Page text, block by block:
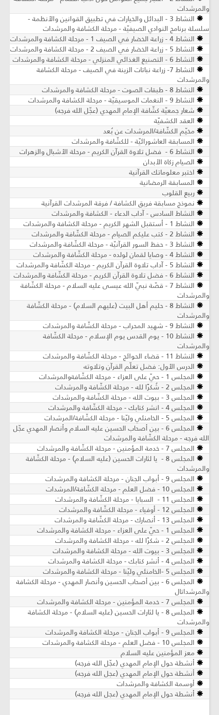
والمرشدات
النشاط 3 - البدائل والخيارات في تطبيق القوانين والأنظمة -
سلسلة برنامج النوادي الصيفيّة - مرحلة الكشافة والمرشدات
النشاط 4 - زراعة الخضار في الصيف 1 - مرحلة الكشافة والمرشدات
النشاط 5 - زراعة الخضار في الصيف 2 - مرحلة الكشافة والمرشدات
النشاط 6 - التصنيع الغذائي المنزلي - مرحلة الكشافة والمرشدات
النشاط 7- زراعة نباتات الزينة في الصيف ​- مرحلة الكشافة
والمرشدات
النشاط 8 - طبقات الصوت - مرحلة الكشافة والمرشدات
النشاط 9 - النغمات الموسيقيّة - مرحلة الكشافة والمرشدات
شعار جمعيّة كشّافة الإمام المهدي (عجّل الله فرجه)
العقد الكشفيّة
مخيّم الكشّافة/المرشدات عن بُعد
المسابقة العاشورائيّة - للكشّافة والمرشدات
النشاط 6 - فضل تلاوة القرآن الكريم - مرحلة الأشبال والزهرات
الصيام زكاة الأبدان
اختبر معلوماتك القرآنية
المسابقة الرمضانية
ربيع القلوب
نموذج مسابقة فريق الكشافة / فرقة المرشدات القرآنية
النشاط السادس - آداب الدعاء - الكشافة والمرشدات
النشاط 1 - أستقبل الشهر الكريم - مرحلة الكشافة والمرشدات
النشاط 2 - كتب عليكم الصيام - مرحلة الكشّافة والمرشدات
النشاط 3 - حفظ السور القرآنيّة - مرحلة الكشّافة والمرشدات
النشاط 4 - وصايا لقمان لولده - مرحلة الكشّافة والمرشدات
النشاط 5 - آداب تلاوة القرآن الكريم - مرحلة الكشّافة والمرشدات
النشاط 6 - فضل تلاوة القرآن الكريم - مرحلة الكشّافة والمرشدات
النشاط 7 - قصّة نبيّ الله عيسى عليه السلام - مرحلة الكشّافة
والمرشدات
النشاط 8 - حليم أهل البيت (عليهم السلام) - مرحلة الكشّافة
والمرشدات
النشاط 9 - شهيد المحراب - مرحلة الكشّافة والمرشدات
النشاط 10 - يوم القدس يوم الإسلام - مرحلة الكشّافة
والمرشدات
النشاط 11 - قضاء الحوائج - مرحلة الكشّافة والمرشدات
الدرس الأول: فضل تعلّم القرآن وتلاوته
المجلس 1 - حيّ على العزاء - مرحلة الكشّافةوالمرشدات
المجلس 2 - شُكرًا لله - مرحلة الكشّافة والمرشدات
المجلس 3 - بيوت الله - مرحلة الكشّافة والمرشدات
المجلس 4 - انشر كتابك - مرحلة الكشّافة والمرشدات
المجلس 5 - الخامنئي وليّنا - مرحلة الكشّافة/المرشدات
المجلس 6 - بين أصحاب الحسين عليه السلام وأنصار المهدي عجّل
الله فرجه - مرحلة الكشّافة والمرشدات
المجلس 7 - خدمة المؤمنين - مرحلة الكشّافة والمرشدات
المجلس 8 - يا لثارات الحسين (عليه السلام) - مرحلة الكشّافة
والمرشدات
المجلس 9 - أبواب الجنان - مرحلة الكشافة والمرشدات
المجلس 10 - فضل العلم - مرحلة الكشّافة/المرشدات
المجلس 11 - السبايا - مرحلة الكشّافة والمرشدات
المجلس 12 - أوفياء - مرحلة الكشّافة والمرشدات
المجلس 13 - أنصارك - مرحلة الكشّافة والمرشدات
المجلس 1 - حيّ على العزاء - مرحلة الكشافة والمرشدات
المجلس 2 - شكرًا لله - مرحلة الكشافة والمرشدات
المجلس 3 - بيوت الله - مرحلة الكشافة والمرشدات
المجلس 4 - أنشر كتابك - مرحلة الكشافة والمرشدات
المجلس 5 -الخامنئي وليّنا - مرحلة الكشافة والمرشدات
المجلس 6 - بين أصحاب الحسين وأنصار المهدي - مرحلة الكشافة
والمرشداتال
المجلس 7 - خدمة المؤمنين - مرحلة الكشافة والمرشدات
المجلس 8 - يا لثارات الحسين (عليه السلام) - مرحلة الكشافة
والمرشدات
المجلس 9 - أبواب الجنان - مرحلة الكشافة والمرشدات
المجلس 10 - فضل العلم - مرحلة الكشافة والمرشدات
معز المؤمنين عليه السلام
أنشطة حول الإمام المهدي (عجّل الله فرجه)
أنشطة حول الإمام المهدي (عجل الله فرجه)
أوسمة الكشافة والمرشدات
أنشطة حول الإمام المهدي (عجل الله فرجه)